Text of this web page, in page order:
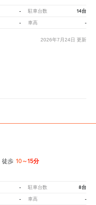
- 駐車台数 14台
- 車高 -
2026年7月24日 更新
徒歩 10～15分
- 駐車台数 8台
- 車高 -